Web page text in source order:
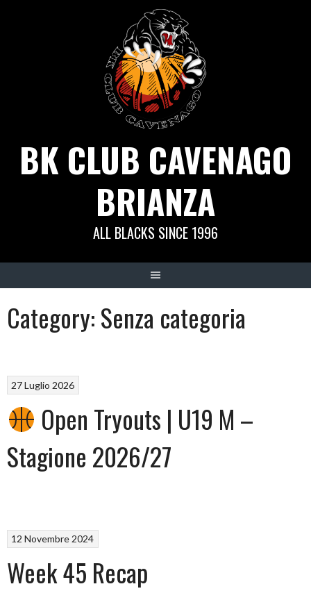
BK CLUB CAVENAGO
BRIANZA
ALL BLACKS SINCE 1996
Category:Senza categoria
27 Luglio 2026
Open Tryouts | U19 M –
Stagione 2026/27
12 Novembre 2024
Week 45 Recap